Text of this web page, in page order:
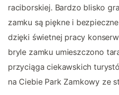
raciborskiej. Bardzo blisko
zamku są piękne i
dzięki świetnej pracy
bryle zamku umieszczono
przyciąga ciekawskich
na Ciebie Park Zamkowy ze